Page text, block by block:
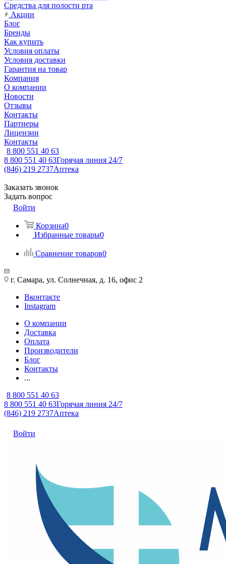
Средства для полости рта
Акции
Блог
Бренды
Как купить
Условия оплаты
Условия доставки
Гарантия на товар
Компания
О компании
Новости
Отзывы
Контакты
Партнеры
Лицензии
Контакты
8 800 551 40 63
8 800 551 40 63Горячая линия 24/7
(846) 219 2737Аптека
Заказать звонок
Задать вопрос
Войти
Корзина0
Избранные товары0
Сравнение товаров0
г. Самара, ул. Солнечная, д. 16, офис 2
Вконтакте
Instagram
О компании
Доставка
Оплата
Производители
Блог
Контакты
...
8 800 551 40 63
8 800 551 40 63Горячая линия 24/7
(846) 219 2737Аптека
Войти